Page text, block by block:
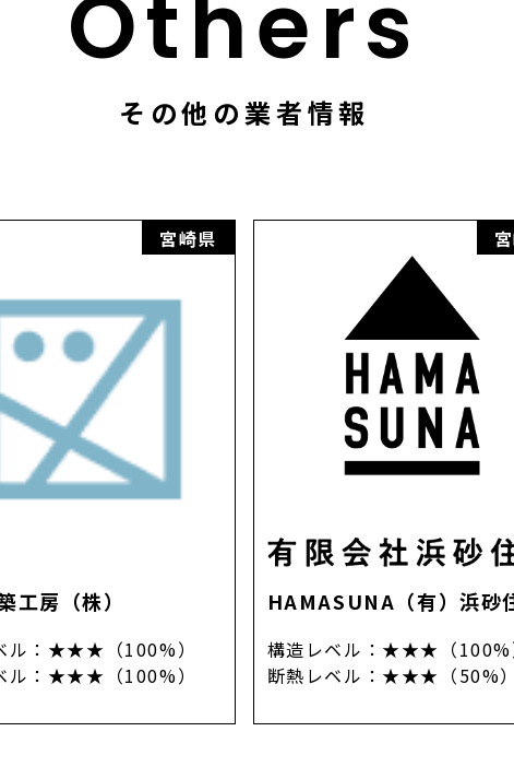
Others
その他の業者情報
宮崎県
工房（株）
ル ： ★★★（100%）
ル ： ★★★（100%）
HAMASUNA（有）浜砂
構造レベル ： ★★★（100%
断熱レベル ： ★★★（50%）